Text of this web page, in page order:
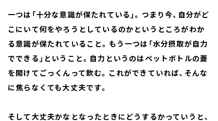
一つは「十分な意識が保たれている」。つまり今、自分がど
こにいて何をやろうとしているのかというところがわか
る意識が保たれていること。もう一つは「水分摂取が自力
でできる」ということ。自力というのはペットボトルの蓋
を開けてごっくんって飲む。これができていれば、そんな
に焦らなくても大丈夫です。
そして大丈夫かなとなったときにどうするかっていうと、